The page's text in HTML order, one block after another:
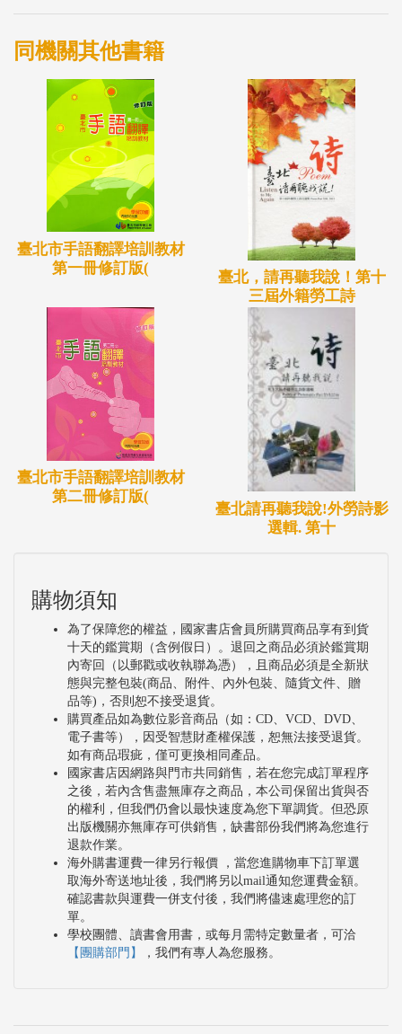
同機關其他書籍
臺北市手語翻譯培訓教材
第一冊修訂版(
臺北，請再聽我說！第十
三屆外籍勞工詩
臺北市手語翻譯培訓教材
第二冊修訂版(
臺北請再聽我說!外勞詩影
選輯. 第十
購物須知
為了保障您的權益，國家書店會員所購買商品享有到貨
十天的鑑賞期（含例假日）。退回之商品必須於鑑賞期
內寄回（以郵戳或收執聯為憑），且商品必須是全新狀
態與完整包裝(商品、附件、內外包裝、隨貨文件、贈
品等)，否則恕不接受退貨。
購買產品如為數位影音商品（如：CD、VCD、DVD、
電子書等），因受智慧財產權保護，恕無法接受退貨。
如有商品瑕疵，僅可更換相同產品。
國家書店因網路與門市共同銷售，若在您完成訂單程序
之後，若內含售盡無庫存之商品，本公司保留出貨與否
的權利，但我們仍會以最快速度為您下單調貨。但恐原
出版機關亦無庫存可供銷售，缺書部份我們將為您進行
退款作業。
海外購書運費一律另行報價 ，當您進購物車下訂單選
取海外寄送地址後，我們將另以mail通知您運費金額。
確認書款與運費一併支付後，我們將儘速處理您的訂
單。
學校團體、讀書會用書，或每月需特定數量者，可洽
【團購部門】
，我們有專人為您服務。